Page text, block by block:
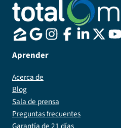
Aprender
Acerca de
Blog
Sala de prensa
Preguntas frecuentes
Garantía de 21 días